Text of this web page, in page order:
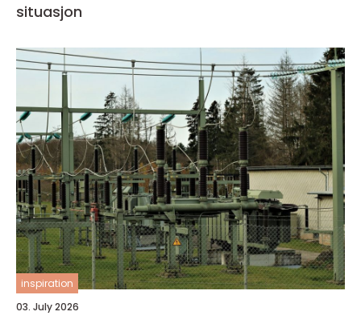
situasjon
inspiration
03. July 2026